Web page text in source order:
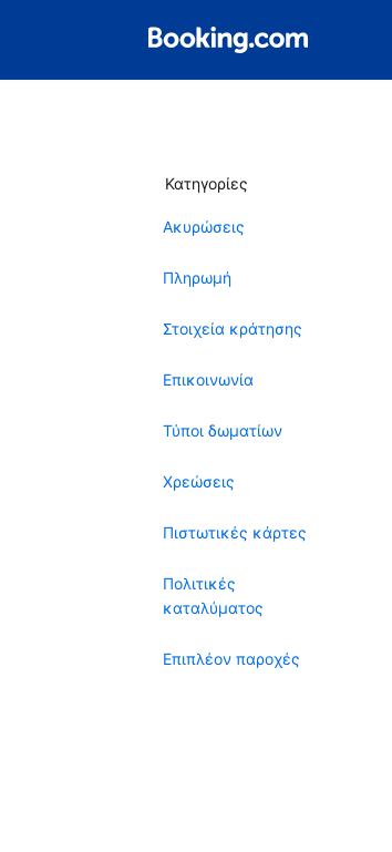
Κατηγορίες
Ακυρώσεις
Πληρωμή
Στοιχεία κράτησης
Επικοινωνία
Τύποι δωματίων
Χρεώσεις
Πιστωτικές κάρτες
Πολιτικές
καταλύματος
Επιπλέον παροχές